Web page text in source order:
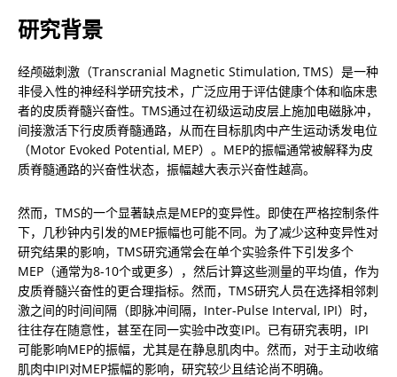
研究背景
经颅磁刺激（Transcranial Magnetic Stimulation, TMS）是一种
非侵入性的神经科学研究技术，广泛应用于评估健康个体和临床患
者的皮质脊髓兴奋性。TMS通过在初级运动皮层上施加电磁脉冲，
间接激活下行皮质脊髓通路，从而在目标肌肉中产生运动诱发电位
（Motor Evoked Potential, MEP）。MEP的振幅通常被解释为皮
质脊髓通路的兴奋性状态，振幅越大表示兴奋性越高。
然而，TMS的一个显著缺点是MEP的变异性。即使在严格控制条件
下，几秒钟内引发的MEP振幅也可能不同。为了减少这种变异性对
研究结果的影响，TMS研究通常会在单个实验条件下引发多个
MEP（通常为8-10个或更多），然后计算这些测量的平均值，作为
皮质脊髓兴奋性的更合理指标。然而，TMS研究人员在选择相邻刺
激之间的时间间隔（即脉冲间隔，Inter-Pulse Interval, IPI）时，
往往存在随意性，甚至在同一实验中改变IPI。已有研究表明，IPI
可能影响MEP的振幅，尤其是在静息肌肉中。然而，对于主动收缩
肌肉中IPI对MEP振幅的影响，研究较少且结论尚不明确。